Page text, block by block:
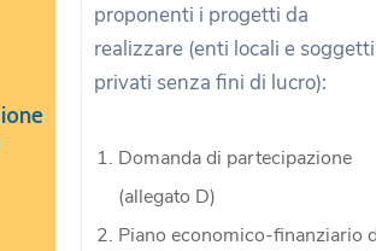
proponenti i progetti da
realizzare (enti locali e soggetti
privati senza fini di lucro):
Domanda di partecipazione
(allegato D)
Piano economico-finanziario